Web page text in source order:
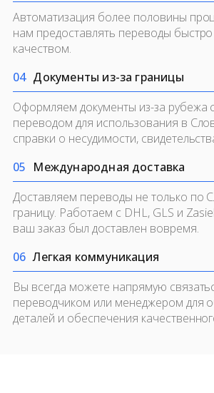
Автоматизация более половины
нам предоставлять переводы
качеством.
04 Документы из-за границы
Оформляем документы из-за рубежа
переводом для использования в
справки о несудимости,
05 Международная доставка
Доставляем переводы не только по
границу. Работаем с DHL, GLS и
ваш заказ был доставлен вовремя.
06 Легкая коммуникация
Вы всегда можете напрямую
переводчиком или менеджером для
деталей и обеспечения